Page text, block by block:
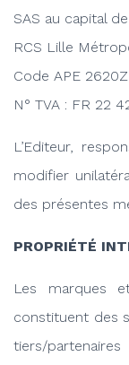
SAS au capital
RCS Lille
Code APE 2620Z
N° TVA : FR 22
L’Editeur,
modifier
des présentes
PROPRIÉTÉ
Les marques
constituent des
tiers/